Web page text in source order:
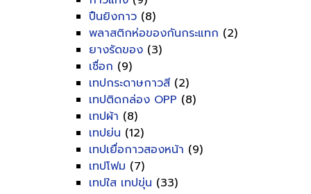
ปืนยิงกาว (8)
พลาสติกห่อของกันกระแทก (2)
ยางรัดของ (3)
เชื่อก (9)
เทปกระดาษกาวสี (2)
เทปติดกล่อง OPP (8)
เทปผ้า (8)
เทปย่น (12)
เทปเยื่อกาวสองหน้า (9)
เทปโฟม (7)
เทปใส เทปขุ่น (33)